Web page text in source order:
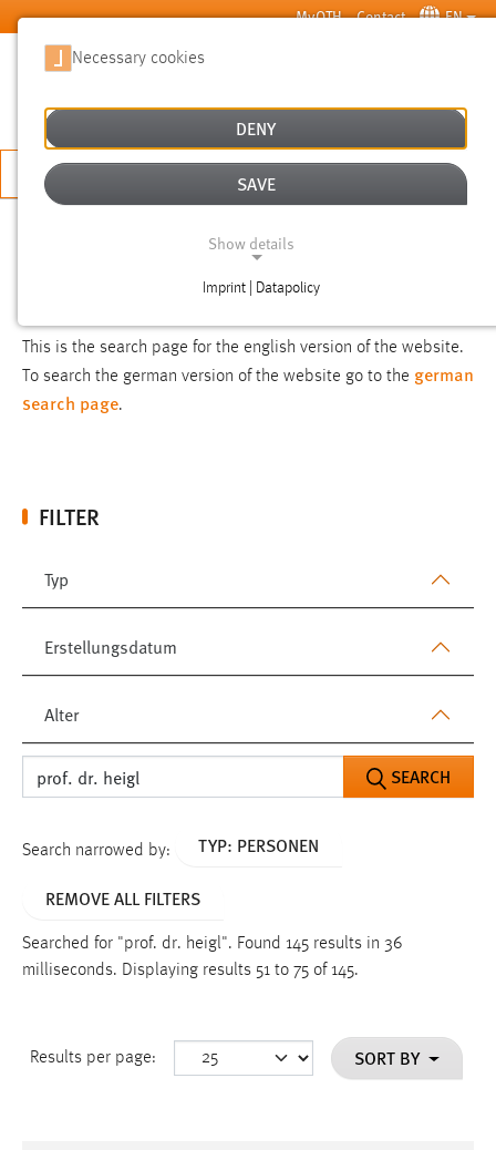
Skip to main content MyOTH Contact EN
APPLY NOW
This is the search page for the english version of the website.
To search the german version of the website go to the german
search page.
FILTER
Typ
Erstellungsdatum
Alter
SEARCH
Search narrowed by: TYP: PERSONEN
REMOVE ALL FILTERS
Searched for "prof. dr. heigl". Found 145 results in 36
milliseconds. Displaying results 51 to 75 of 145.
Results per page: SORT BY
Necessary cookies
DENY
SAVE
Show details
Imprint | Datapolicy